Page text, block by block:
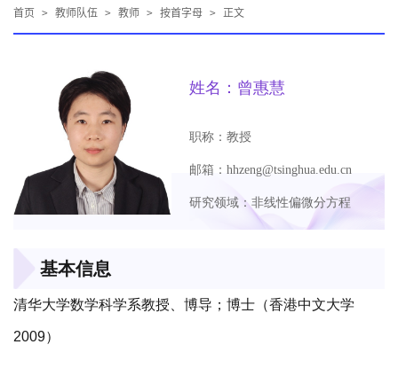
首页 > 教师队伍 > 教师 > 按首字母 > 正文
姓名：曾惠慧
职称：教授
邮箱：hhzeng@tsinghua.edu.cn
研究领域：非线性偏微分方程
基本信息
清华大学数学科学系教授、博导； 博士（香港中文大学
2009）